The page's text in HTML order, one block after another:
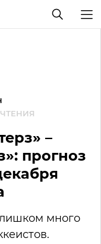
–
прогноз
много